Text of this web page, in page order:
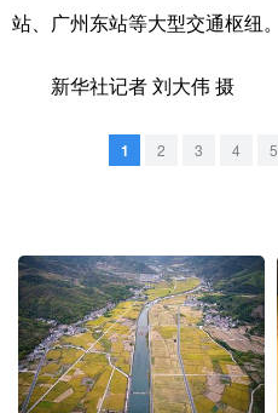
北京 天津
吉林
山东 河南
广东 广西
四川 贵州
陕西 甘肃
站、广州东站等大型交通枢纽。
新华社记者 刘大伟 摄
1 2 3 4 5